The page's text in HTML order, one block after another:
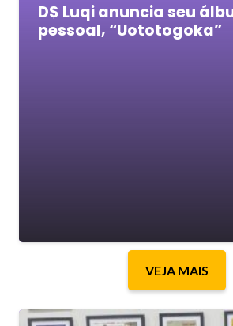
D$ Luqi anuncia seu
pessoal, “Uototogoka”
VEJA MAIS